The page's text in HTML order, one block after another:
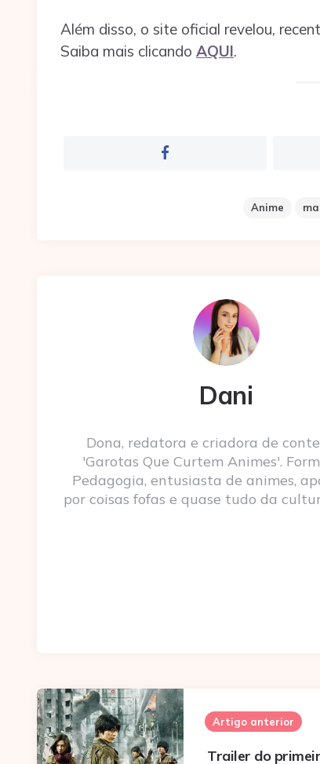
Além disso, o site oficial revelou,
Saiba mais clicando AQUI.
Anime
Dani
Dona, redatora e criadora de
'Garotas Que Curtem Animes'.
Pedagogia, entusiasta de animes,
por coisas fofas e quase tudo da
Post
navigation
Artigo anterior
Trailer do